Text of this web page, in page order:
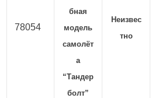
78054
бная
модель
самолёт
а
“Тандер
болт”
Неизвес
тно